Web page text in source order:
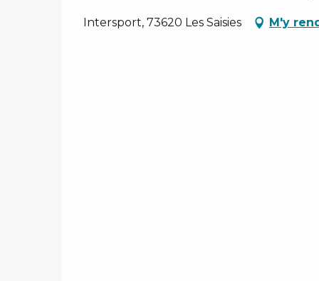
Intersport, 73620 Les Saisies M'y